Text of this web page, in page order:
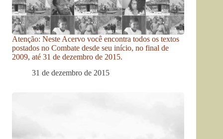
Atenção: Neste Acervo você encontra todos os textos
postados no Combate desde seu início, no final de
2009, até 31 de dezembro de 2015.
31 de dezembro de 2015